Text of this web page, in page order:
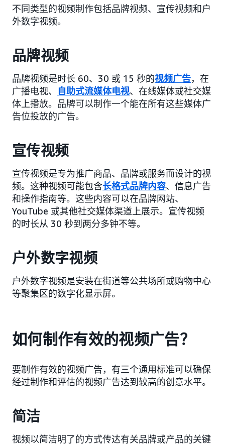
不同类型的视频制作包括品牌视频、宣传视频和户
外数字视频。
品牌视频
品牌视频是时长 60、30 或 15 秒的视频广告，在
广播电视、
自助式流媒体电视、在线媒体或社交媒
体上播放。品牌可以制作一个能在所有这些媒体广
告位投放的广告。
宣传视频
宣传视频是专为推广商品、品牌或服务而设计的视
频。这种视频可能包含长格式品牌内容、信息广告
和操作指南等。这些内容可以在品牌网站、
YouTube 或其他社交媒体渠道上展示。宣传视频
的时长从 30 秒到两分多钟不等。
户外数字视频
户外数字视频是安装在街道等公共场所或购物中心
等聚集区的数字化显示屏。
如何制作有效的视频广告？
要制作有效的视频广告，有三个通用标准可以确保
经过制作和评估的视频广告达到较高的创意水平。
简洁
视频以简洁明了的方式传达有关品牌或产品的关键